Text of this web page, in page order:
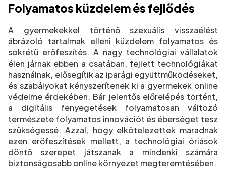
Folyamatos küzdelem és fejlődés
A gyermekekkel történő szexuális visszaélést
ábrázoló tartalmak elleni küzdelem folyamatos és
sokrétű erőfeszítés. A nagy technológiai vállalatok
élen járnak ebben a csatában, fejlett technológiákat
használnak, elősegítik az iparági együttműködéseket,
és szabályokat kényszerítenek ki a gyermekek online
védelme érdekében. Bár jelentős előrelépés történt,
a digitális fenyegetések folyamatosan változó
természete folyamatos innovációt és éberséget tesz
szükségessé. Azzal, hogy elkötelezettek maradnak
ezen erőfeszítések mellett, a technológiai óriások
döntő szerepet játszanak a mindenki számára
biztonságosabb online környezet megteremtésében.